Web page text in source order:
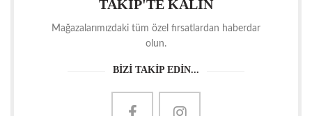
TAKİP'TE KALIN
Mağazalarımızdaki tüm özel fırsatlardan haberdar
olun.
BİZİ TAKİP EDİN...